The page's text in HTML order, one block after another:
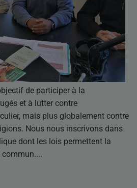
de participer à la
et à lutter contre
mais plus globalement contre
Nous nous inscrivons dans
dont les lois permettent la
commun.